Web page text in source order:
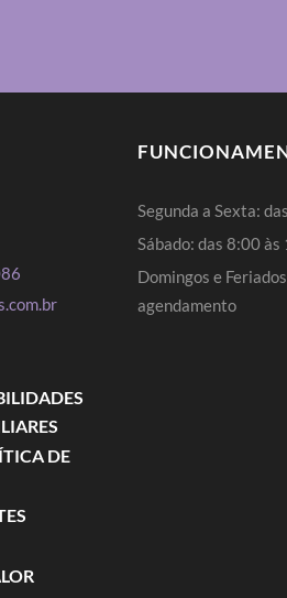
DE
Segunda a Sexta:
Sábado: das 8:00
Domingos e
agendamento